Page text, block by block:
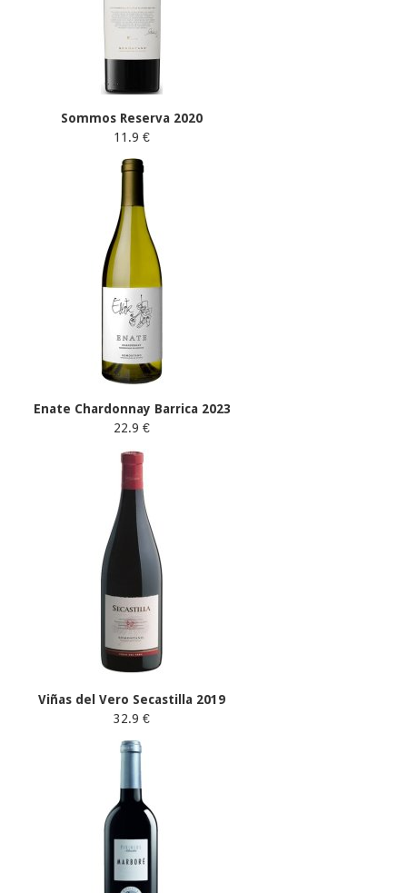
Sommos Reserva 2020
11.9 €
Enate Chardonnay Barrica 2023
22.9 €
Viñas del Vero Secastilla 2019
32.9 €